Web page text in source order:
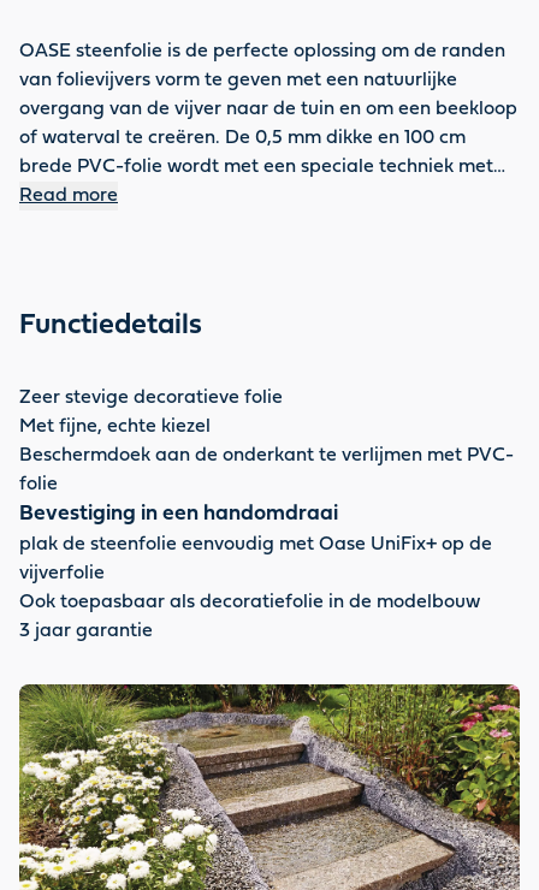
OASE steenfolie is de perfecte oplossing om de randen
van folievijvers vorm te geven met een natuurlijke
overgang van de vijver naar de tuin en om een beekloop
of waterval te creëren. De 0,5 mm dikke en 100 cm
brede PVC-folie wordt met een speciale techniek met
fijn grind gecoat. Deze coating geeft steenfolie zijn
moeten worden vastgezet met vijverfolielijm.
Read more
Functiedetails
Zeer stevige decoratieve folie
Met fijne, echte kiezel
Beschermdoek aan de onderkant te verlijmen met PVC-
folie
Bevestiging in een handomdraai
plak de steenfolie eenvoudig met Oase UniFix+ op de
vijverfolie
Ook toepasbaar als decoratiefolie in de modelbouw
3 jaar garantie